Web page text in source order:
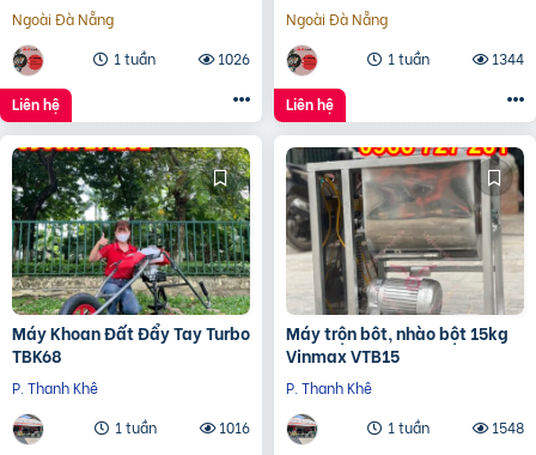
Ngoài Đà Nẵng
1 tuần
1026
Liên hệ
Ngoài Đà Nẵng
1 tuần
1344
Liên hệ
Máy Khoan Đất Đẩy Tay Turbo
TBK68
P. Thanh Khê
1 tuần
1016
Máy trộn bôt, nhào bột 15kg
Vinmax VTB15
P. Thanh Khê
1 tuần
1548